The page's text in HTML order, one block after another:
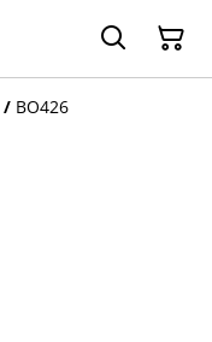
/ BO426